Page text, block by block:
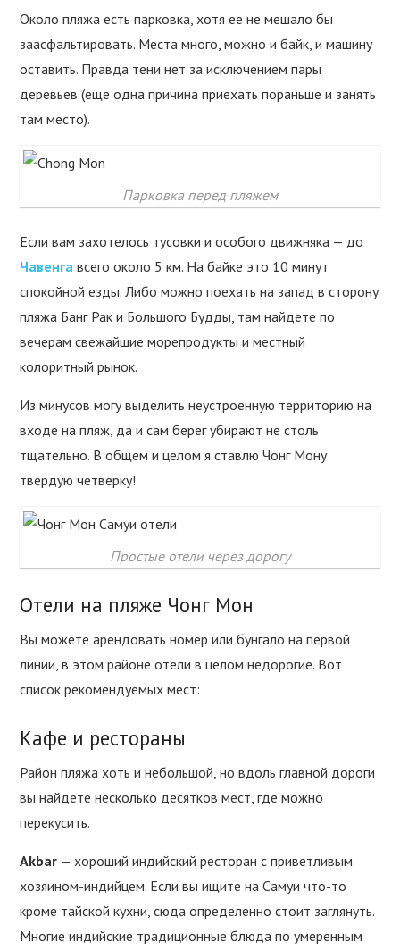
Около пляжа есть парковка, хотя ее не мешало бы
заасфальтировать. Места много, можно и байк, и машину
оставить. Правда тени нет за исключением пары
деревьев (еще одна причина приехать пораньше и занять
там место).
Парковка перед пляжем
Если вам захотелось тусовки и особого движняка — до
Чавенга всего около 5 км. На байке это 10 минут
спокойной езды. Либо можно поехать на запад в сторону
пляжа Банг Рак и Большого Будды, там найдете по
вечерам свежайшие морепродукты и местный
колоритный рынок.
Из минусов могу выделить неустроенную территорию на
входе на пляж, да и сам берег убирают не столь
тщательно. В общем и целом я ставлю Чонг Мону
твердую четверку!
Простые отели через дорогу
Отели на пляже Чонг Мон
Вы можете арендовать номер или бунгало на первой
линии, в этом районе отели в целом недорогие. Вот
список рекомендуемых мест:
Кафе и рестораны
Район пляжа хоть и небольшой, но вдоль главной дороги
вы найдете несколько десятков мест, где можно
перекусить.
Akbar — хороший индийский ресторан с приветливым
хозяином-индийцем. Если вы ищите на Самуи что-то
кроме тайской кухни, сюда определенно стоит заглянуть.
Многие индийские традиционные блюда по умеренным